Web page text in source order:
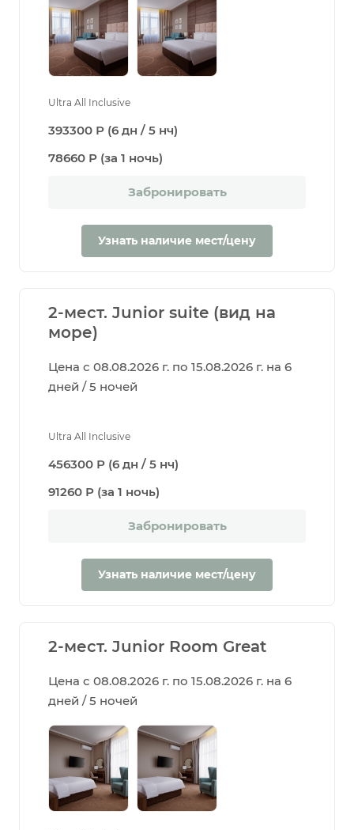
Ultra All Inclusive
393300 Р (6 дн / 5 нч)
78660 Р (за 1 ночь)
Забронировать
Узнать наличие мест/цену
2-мест. Junior suite (вид на
море)
Цена с 08.08.2026 г. по 15.08.2026 г. на 6
дней / 5 ночей
Ultra All Inclusive
456300 Р (6 дн / 5 нч)
91260 Р (за 1 ночь)
Забронировать
Узнать наличие мест/цену
2-мест. Junior Room Great
Цена с 08.08.2026 г. по 15.08.2026 г. на 6
дней / 5 ночей